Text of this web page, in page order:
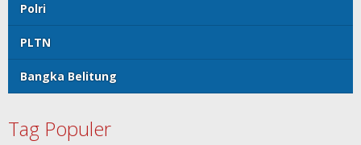
Polri
PLTN
Bangka Belitung
Tag Populer